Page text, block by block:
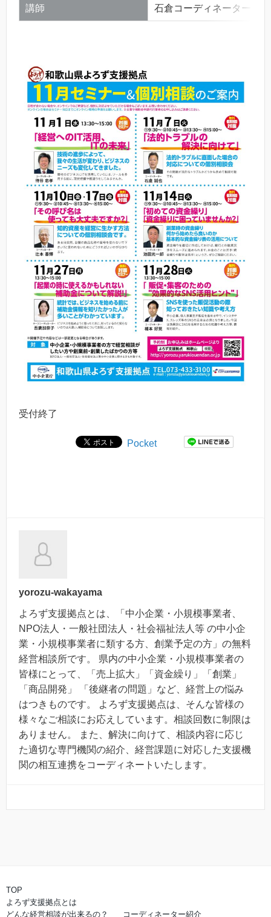
講師 石倉コーディネーター
受付終了
Pocket
yorozu-wakayama
よろず支援拠点とは、「中小企業・小規模事業者、
NPO法人・一般社団法人・社会福祉法人等 の中小企
業・小規模事業者に類する方、創業予定の方」の無料
経営相談所です。 県内の中小企業・小規模事業者の
皆様にとって、「売上拡大」「資金繰り」「創業」
「商品開発」 「後継者の問題」など、経営上の悩み
はつきものです。 よろず支援拠点は、そんな皆様の
様々なご相談にお応えしています。相談回数に制限は
ありません。 また、解決に向けて、相談内容に応じ
た適切な専門機関の紹介、経営課題に対応した支援機
関の相互連携をコーディネートいたします。
TOP
よろず支援拠点とは
どんな経営相談が出来るの？
コーディネーター紹介